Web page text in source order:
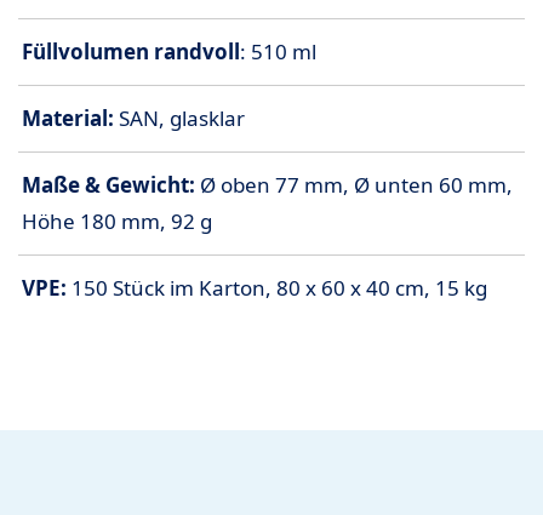
Füllvolumen randvoll: 510 ml
Material: SAN, glasklar
Maße & Gewicht: Ø oben 77 mm, Ø unten 60 mm,
Höhe 180 mm, 92 g
VPE: 150 Stück im Karton, 80 x 60 x 40 cm, 15 kg